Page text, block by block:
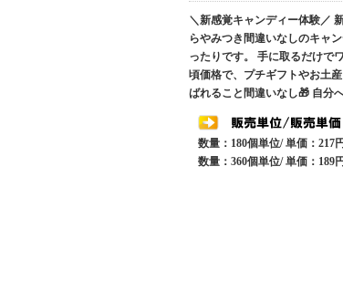
＼新感覚キャンディー体験／
らやみつき間違いなしのキャ
ったりです。 手に取るだけで
頃価格で、プチギフトやお土
ばれること間違いなし🎁 自分
数量：180個単位/ 単価：217円
数量：360個単位/ 単価：189円